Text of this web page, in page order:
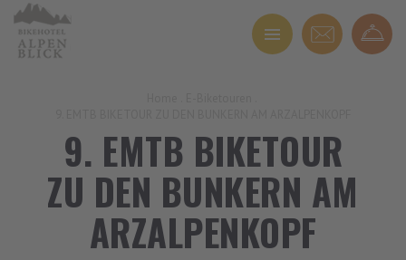
9. EMTB BIKETOUR
ZU DEN BUNKERN AM
ARZALPENKOPF